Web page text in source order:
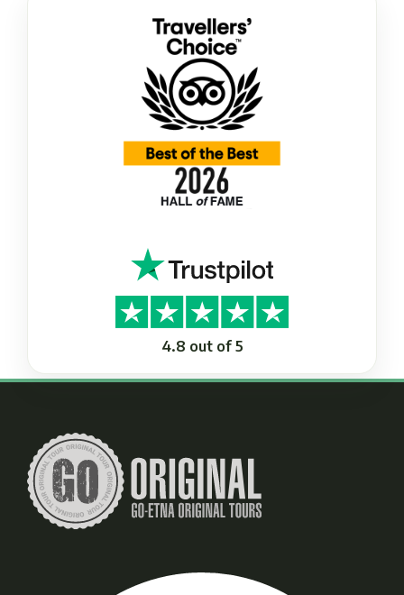
4.8 out of 5